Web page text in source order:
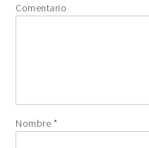
Comentario
Nombre *